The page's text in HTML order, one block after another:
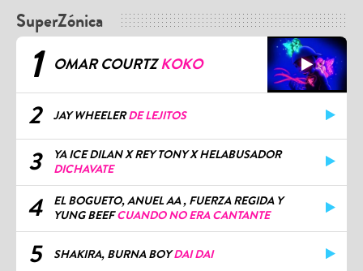
SuperZónica
1 OMAR COURTZKOKO
2 JAY WHEELERDE LEJITOS
3
YA ICE DILAN X REY TONY X HELABUSADOR
DICHAVATE
4
EL BOGUETO, ANUEL AA , FUERZA REGIDA Y
YUNG BEEFCUANDO NO ERA CANTANTE
5 SHAKIRA, BURNA BOYDAI DAI